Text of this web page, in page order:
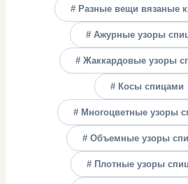
# Разные вещи вязаные
# Ажурные узоры
# Жаккардовые узоры
# Косы спицами
# Многоцветные узоры
# Объемные узоры
# Плотные узоры